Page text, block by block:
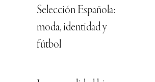
Selección Española:
moda, identidad y
fútbol